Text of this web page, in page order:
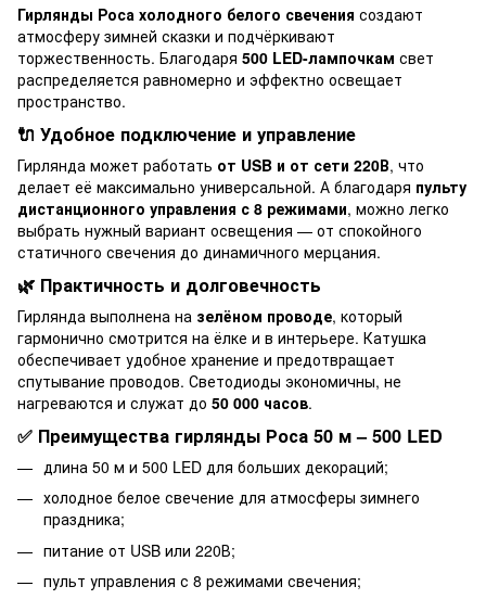
Гирлянды Роса холодного белого свечения создают
атмосферу зимней сказки и подчёркивают
торжественность. Благодаря 500 LED-лампочкам свет
распределяется равномерно и эффектно освещает
пространство.
🔌 Удобное подключение и управление
Гирлянда может работать от USB и от сети 220В, что
делает её максимально универсальной. А благодаря пульту
дистанционного управления с 8 режимами, можно легко
выбрать нужный вариант освещения — от спокойного
статичного свечения до динамичного мерцания.
🌿 Практичность и долговечность
Гирлянда выполнена на зелёном проводе, который
гармонично смотрится на ёлке и в интерьере. Катушка
обеспечивает удобное хранение и предотвращает
спутывание проводов. Светодиоды экономичны, не
нагреваются и служат до 50 000 часов.
✅ Преимущества гирлянды Роса 50 м – 500 LED
длина 50 м и 500 LED для больших декораций;
холодное белое свечение для атмосферы зимнего
праздника;
питание от USB или 220В;
пульт управления с 8 режимами свечения;